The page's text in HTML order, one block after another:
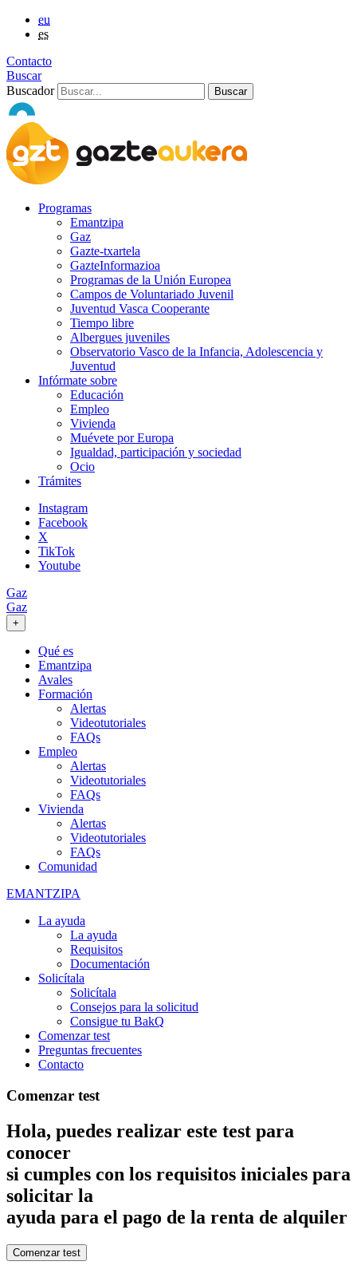
eu
es
Contacto
Buscar
Buscador
Programas
Emantzipa
Gaz
Gazte-txartela
GazteInformazioa
Programas de la Unión Europea
Campos de Voluntariado Juvenil
Juventud Vasca Cooperante
Tiempo libre
Albergues juveniles
Observatorio Vasco de la Infancia, Adolescencia y
Juventud
Infórmate sobre
Educación
Empleo
Vivienda
Muévete por Europa
Igualdad, participación y sociedad
Ocio
Trámites
Instagram
Facebook
X
TikTok
Youtube
Gaz
Gaz
+
Qué es
Emantzipa
Avales
Formación
Alertas
Videotutoriales
FAQs
Empleo
Alertas
Videotutoriales
FAQs
Vivienda
Alertas
Videotutoriales
FAQs
Comunidad
EMANTZIPA
La ayuda
La ayuda
Requisitos
Documentación
Solicítala
Solicítala
Consejos para la solicitud
Consigue tu BakQ
Comenzar test
Preguntas frecuentes
Contacto
Comenzar test
Hola, puedes realizar este test para
conocer
si cumples con los requisitos iniciales para
solicitar la
ayuda para el pago de la renta de alquiler
Comenzar test